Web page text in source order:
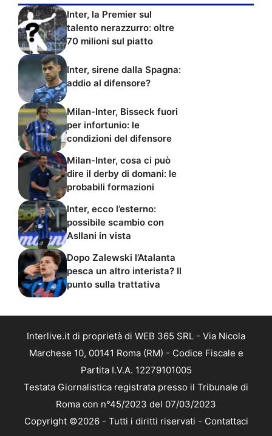
Inter, la Premier sul
talento nerazzurro: oltre
70 milioni sul piatto
Inter, sirene dalla Spagna:
addio al difensore?
Milan-Inter, Bisseck fuori
per infortunio: le
condizioni del difensore
Milan-Inter, cosa ci può
dire il derby di domani: le
probabili formazioni
Inter, ecco l’esterno:
possibile scambio con
Asllani in vista
Dopo Zalewski l’Atalanta
pesca un altro interista? Il
punto sulla trattativa
Interlive.it di proprietà di WEB 365 SRL - Via Nicola
Marchese 10, 00141 Roma (RM) - Codice Fiscale e
Partita I.V.A. 12279101005
Testata Giornalistica registrata presso il Tribunale di
Roma con n°45/2023 del 07/03/2023
Copyright ©2026 - Tutti i diritti riservati - Contattaci